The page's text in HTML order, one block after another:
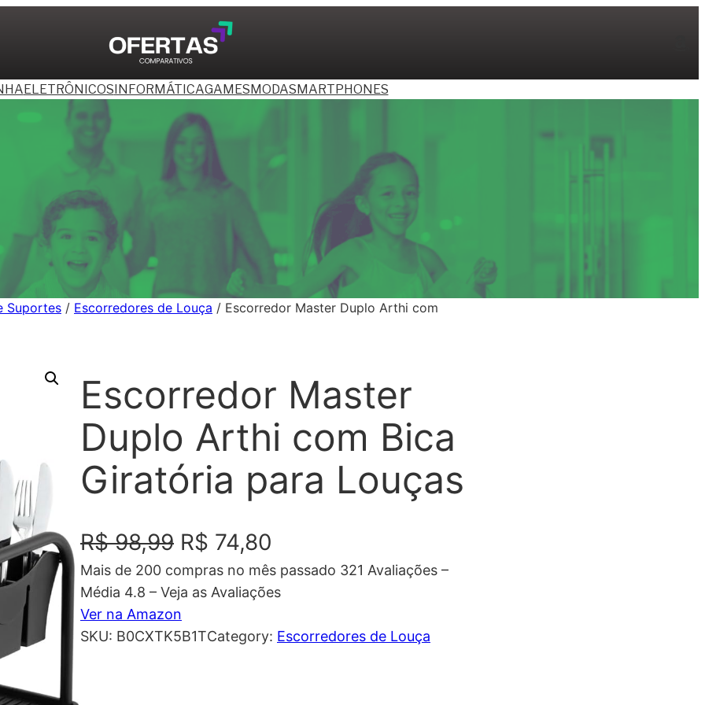
ELETRÔNICOS INFORMÁTICAGAMES MODASMARTPHONES
Suportes / Escorredores de Louça / Escorredor Master Duplo Arthi com
Escorredor Master
Duplo Arthi com Bica
Giratória para Louças
R$98,99 O
p
r
e
R$ 74,80
p
e
Mais de 200 compras no mês passado 321 Avaliações –
Média 4.8 – Veja as Avaliações
Ver na Amazon
SKU: B0CXTK5B1TCategory: Escorredores de Louça